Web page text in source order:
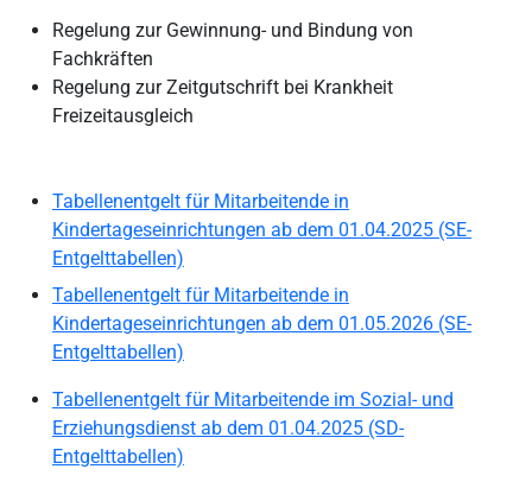
Regelung zur Gewinnung- und Bindung von
Fachkräften
Regelung zur Zeitgutschrift bei Krankheit
Freizeitausgleich
Tabellenentgelt für Mitarbeitende in
Kindertageseinrichtungen ab dem 01.04.2025 (SE-
Entgelttabellen)
Tabellenentgelt für Mitarbeitende in
Kindertageseinrichtungen ab dem 01.05.2026 (SE-
Entgelttabellen)
Tabellenentgelt für Mitarbeitende im Sozial- und
Erziehungsdienst ab dem 01.04.2025 (SD-
Entgelttabellen)